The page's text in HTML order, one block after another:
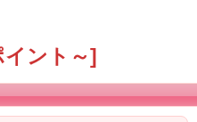
ント～]